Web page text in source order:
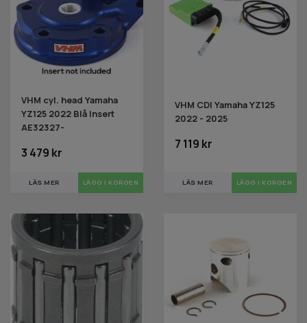
VHM cyl. head Yamaha
YZ125 2022 Blå Insert
AE32327-
3 479 kr
LÄS MER
VHM CDI Yamaha YZ125
2022 - 2025
7 119 kr
LÄS MER